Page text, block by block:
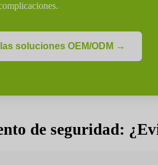
soluciones OEM/ODM →
de seguridad: